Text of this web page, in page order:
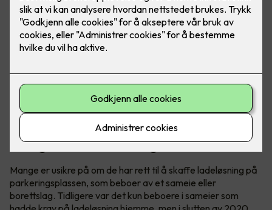
om du bor i borettslag eller sameie? Det er godt å vite om
du har eller skal skaffe elbil.
Tidligere gjaldt det kun for sameie,
nå også for borettslag
Mange er usikre på om de har rett til å skaffe ladeløsning på
parkeringsplassen, som beboer av et sameie eller
borettslag. Tidligere var det kun beboere i sameier som